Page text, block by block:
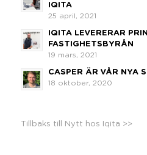
IQITA
25 april, 2021
IQITA LEVERERAR
FASTIGHETSBYRÅN
19 mars, 2021
CASPER ÄR VÅR NYA
18 oktober, 2020
Tillbaks till Nytt hos Iqita >>